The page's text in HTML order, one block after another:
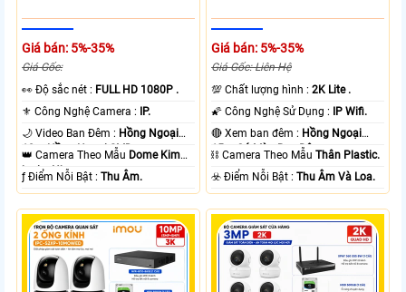
Giá bán: 5%-35%
Giá Gốc:
️👀 Độ sắc nét : FULL HD 1080P .
⚜️ Công Nghệ Camera :
IP.
🌙 Video Ban Đêm : Hồng Ngoại
10m Hồng Ngoại SMD.
👑 Camera Theo Mẫu Dome Kim
loại + Nhựa.
️ƒ Điểm Nỗi Bật :Thu Âm.
Giá bán: 5%-35%
Giá Gốc: Liên Hệ
💯 Chất lượng hình :2K Lite .
🌠 Công Nghệ Sử Dụng :
IP Wifi.
🔴 Xem ban đêm : Hồng Ngoại
15m Có Màu Ban Ðêm.
⛓ Camera Theo MẫuThân Plastic.
️☣️ Điểm Nỗi Bật :Thu Âm Và Loa.